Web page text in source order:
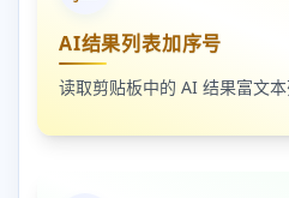
AI结果列表加序号